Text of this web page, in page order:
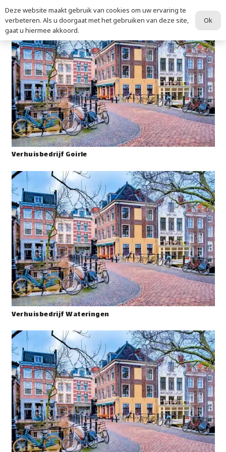
Verhuisbedrijf Goirle
Verhuisbedrijf Wateringen
Deze website maakt gebruik van cookies om uw ervaring te
verbeteren. Als u doorgaat met het gebruiken van deze site,
gaat u hiermee akkoord.
Ok